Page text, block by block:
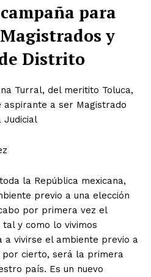
para
y
Distrito
Turral, del meritito Toluca,
aspirante a ser Magistrado
Judicial
la República mexicana,
previo a una elección
por primera vez el
y como lo vivimos
a vivirse el ambiente previo a
por cierto, será la primera
país. Es un nuevo